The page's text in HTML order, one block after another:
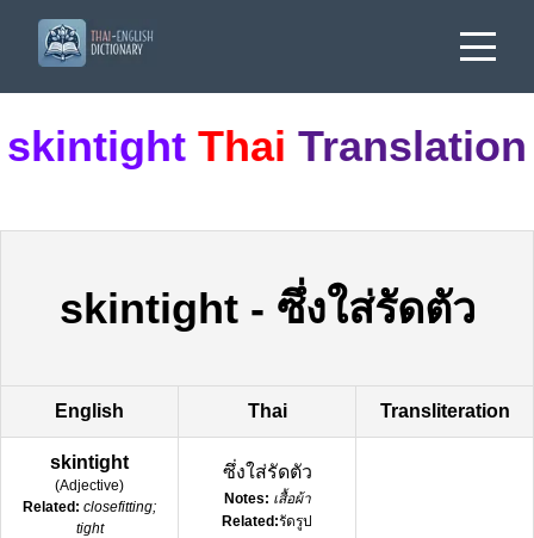
skintight Thai Translation
skintight- ซึ่งใส่รัดตัว
English Thai Transliteration
skintight
(Adjective)
Related: closefitting;
tight
ซึ่งใส่รัดตัว
Notes: เสื้อผ้า
Related:รัดรูป